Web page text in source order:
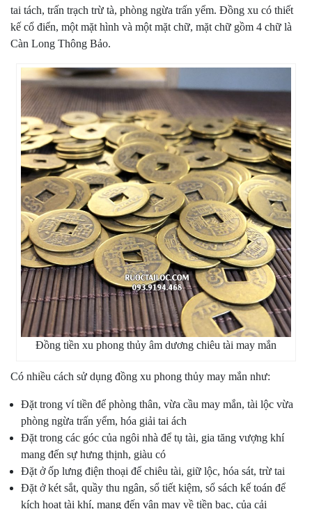
tai tách, trấn trạch trừ tà, phòng ngừa trấn yểm. Đồng xu có thiết
kế cổ điển, một mặt hình và một mặt chữ, mặt chữ gồm 4 chữ là
Càn Long Thông Bảo.
Đồng tiền xu phong thủy âm dương chiêu tài may mắn
Có nhiều cách sử dụng đồng xu phong thủy may mắn như:
Đặt trong ví tiền để phòng thân, vừa cầu may mắn, tài lộc vừa
phòng ngừa trấn yểm, hóa giải tai ách
Đặt trong các góc của ngôi nhà để tụ tài, gia tăng vượng khí
mang đến sự hưng thịnh, giàu có
Đặt ở ốp lưng điện thoại để chiêu tài, giữ lộc, hóa sát, trừ tai
Đặt ở két sắt, quầy thu ngân, sổ tiết kiệm, sổ sách kế toán để
kích hoạt tài khí, mang đến vận may về tiền bạc, của cải